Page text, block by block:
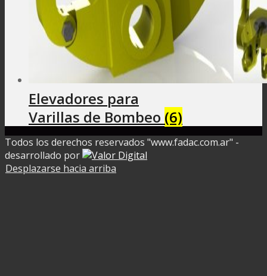
Elevadores para
Varillas de Bombeo (6)
Todos los derechos reservados "www.fadac.com.ar" -
desarrollado por
Desplazarse hacia arriba